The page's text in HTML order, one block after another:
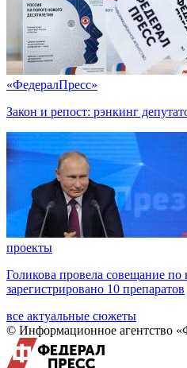
«ФедералПресс»
Закон и репост: рэнкинг
проекты
Голикова провела совещание по
зарегистрировано 10 препаратов
все актуальные сюжеты
© Информационное агентство